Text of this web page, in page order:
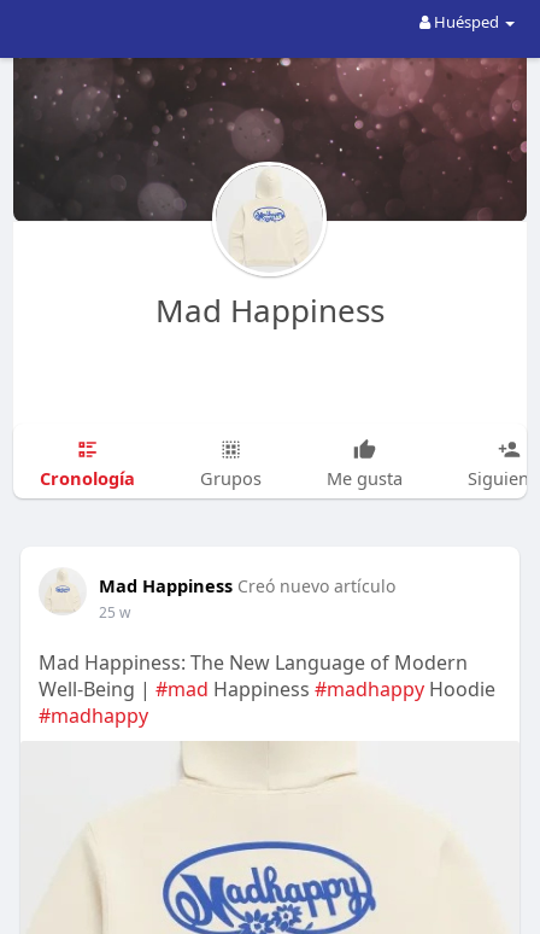
Huésped
Mad Happiness
Cronología Grupos Me gusta
Mad Happiness Creó nuevo artículo
25 w
Mad Happiness: The New Language of Modern
Well-Being | #mad Happiness #madhappyHoodie
#madhappy